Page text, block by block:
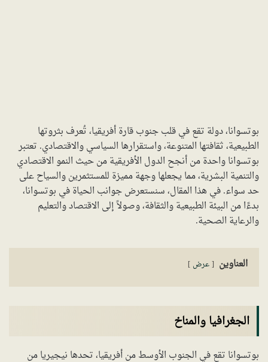
بوتسوانا، دولة تقع في قلب جنوب قارة أفريقيا، تُعرف بثروتها
الطبيعية، ثقافتها المتنوعة، واستقرارها السياسي والاقتصادي. تعتبر
بوتسوانا واحدة من أنجح الدول الأفريقية من حيث النمو الاقتصادي
والتنمية البشرية، مما يجعلها وجهة مميزة للمستثمرين والسياح على
حد سواء. في هذا المقال، سنستعرض جوانب الحياة في بوتسوانا،
بدءًا من البيئة الطبيعية والثقافة، وصولاً إلى الاقتصاد والتعليم
والرعاية الصحية.
العناوين عرض
الجغرافيا والمناخ
بوتسوانا تقع في الجنوب الأوسط من أفريقيا، تحدها نيجيريا من